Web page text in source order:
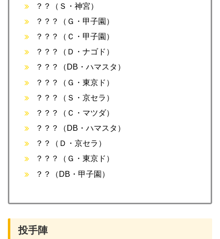
？？（Ｓ・神宮）
？？？（Ｇ・甲子園）
？？？（Ｃ・甲子園）
？？？（Ｄ・ナゴド）
？？？（DB・ハマスタ）
？？？（Ｇ・東京ド）
？？？（Ｓ・京セラ）
？？？（Ｃ・マツダ）
？？？（DB・ハマスタ）
？？（Ｄ・京セラ）
？？？（Ｇ・東京ド）
？？（DB・甲子園）
投手陣